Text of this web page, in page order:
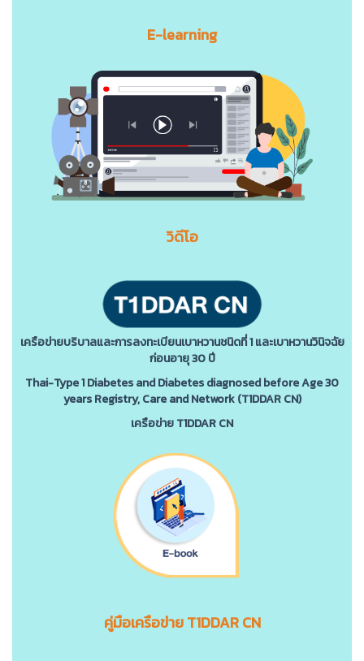
E-learning
วิดีโอ
เครือข่ายบริบาลและการลงทะเบียนเบาหวานชนิดที่ 1 และเบาหวานวินิจฉัย
ก่อนอายุ 30 ปี
Thai-Type 1 Diabetes and Diabetes diagnosed before Age 30
years Registry, Care and Network (T1DDAR CN)
เครือข่าย T1DDAR CN
คู่มือเครือข่าย T1DDAR CN